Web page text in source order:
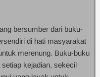
bersumber dari buku-
di hati masyarakat
merenung. Buku-buku
kejadian, sekecil